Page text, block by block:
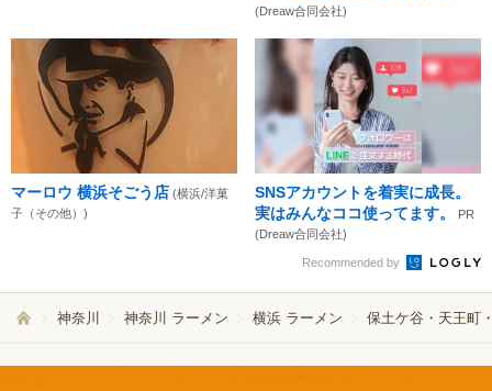
(Dreaw合同会社)
マーロウ 横浜そごう店 (横浜/洋菓
子（その他）)
SNSアカウントを着実に成長。
実はみんなココ使ってます。
PR
(Dreaw合同会社)
Recommended by
神奈川 神奈川 ラーメン 横浜 ラーメン 保土ケ谷・天王町